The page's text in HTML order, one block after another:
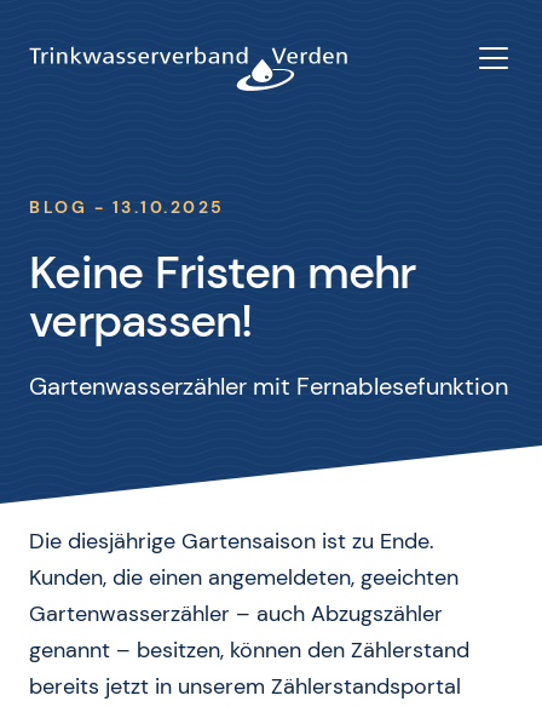
BLOG - 13.10.2025
Keine Fristen mehr
verpassen!
Gartenwasserzähler mit Fernablesefunktion
Die diesjährige Gartensaison ist zu Ende.
Kunden, die einen angemeldeten, geeichten
Gartenwasserzähler – auch Abzugszähler
genannt – besitzen, können den Zählerstand
bereits jetzt in unserem Zählerstandsportal